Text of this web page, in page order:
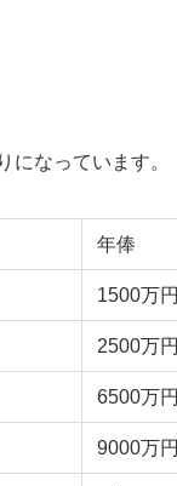
になっています。
年俸
1500万円
2500万円
6500万円
9000万円